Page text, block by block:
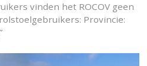
vinden het ROCOV geen
Provincie: